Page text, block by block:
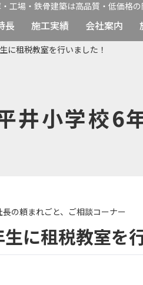
工場・鉄骨建築は高品質・低価格
長 施工実績 会社案内
に租税教室を行いました！
井小学校6
長の頼まれごと、ご相談コーナー
に租税教室を